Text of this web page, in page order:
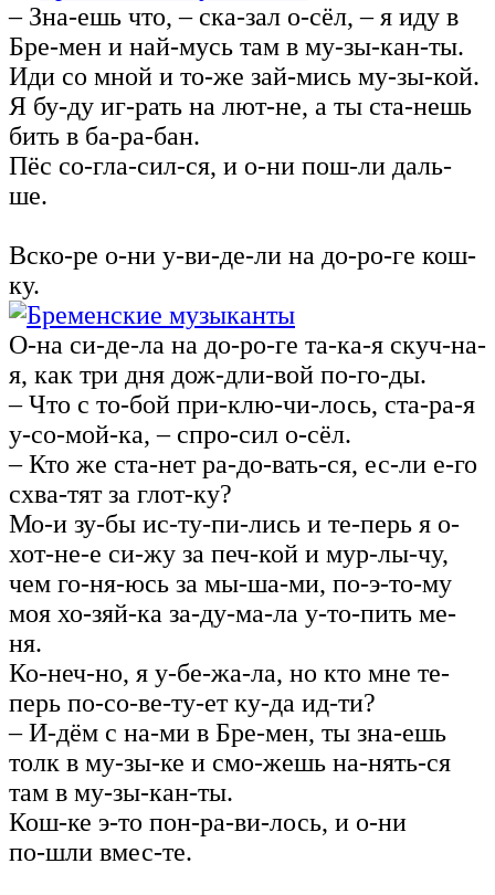
– Зна-ешь что, – ска-зал о-сёл, – я иду в
Бре-мен и най-мусь там в му-зы-кан-ты.
Иди со мной и то-же зай-мись му-зы-кой.
Я бу-ду иг-рать на лют-не, а ты ста-нешь
бить в ба-ра-бан.
Пёс со-гла-сил-ся, и о-ни пош-ли даль-
ше.
Вско-ре о-ни у-ви-де-ли на до-ро-ге кош-
ку.
О-на си-де-ла на до-ро-ге та-ка-я скуч-на-
я, как три дня дож-дли-вой по-го-ды.
– Что с то-бой при-клю-чи-лось, ста-ра-я
у-со-мой-ка, – спро-сил о‑сёл.
– Кто же ста-нет ра-до-вать-ся, ес‑ли е-го
схва-тят за глот-ку?
Мо-и зу-бы ис-ту-пи-лись и те-перь я о-
хот-не-е си-жу за печ-кой и мур-лы-чу,
чем го-ня-юсь за мы‑ша-ми, по-э-то-му
моя хо-зяй-ка за-ду-ма‑ла у-то-пить ме-
ня.
Ко-неч-но, я у-бе-жа-ла, но кто мне те-
перь по-со-ве-ту-ет ку-да ид-ти?
– И-дём с на-ми в Бре-мен, ты зна-ешь
толк в му-зы-ке и смо-жешь на-нять-ся
там в му-зы-кан-ты.
Кош-ке э-то пон-ра-ви-лось, и о-ни
по‑шли вмес-те.